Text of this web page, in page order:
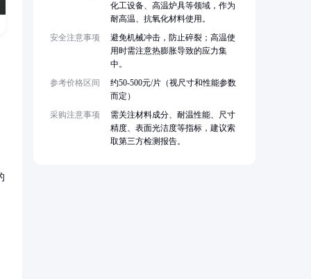
化工设备、高温炉具等领域，作为
耐高温、抗氧化材料使用。
安全注意事项
避免机械冲击，防止碎裂；高温使
用时需注意热膨胀导致的应力集
中。
参考价格区间
约50-500元/片（视尺寸和性能参数
而定）
采购注意事项
需关注材料成分、耐温性能、尺寸
精度、表面光洁度等指标，建议索
取第三方检测报告。